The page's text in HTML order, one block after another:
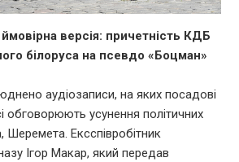
версія: причетність КДБ
білоруса на псевдо «Боцман»
аудіозаписи, на яких посадові
обговорюють усунення політичних
Шеремета. Ексспівробітник
Ігор Макар, який передав